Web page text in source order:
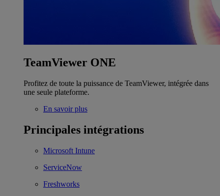
TeamViewer ONE
Profitez de toute la puissance de TeamViewer, intégrée dans
une seule plateforme.
En savoir plus
Principales intégrations
Microsoft Intune
ServiceNow
Freshworks